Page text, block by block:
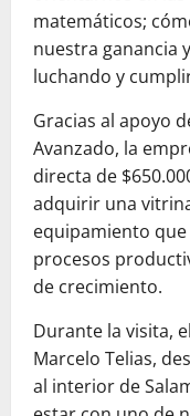
matemáticos;
nuestra ganancia
luchando y
Gracias al apoyo
Avanzado, la
directa de
adquirir una
equipamiento
procesos
de crecimiento.
Durante la visita,
Marcelo Telias,
al interior de